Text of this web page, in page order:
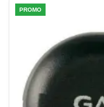
PROMO